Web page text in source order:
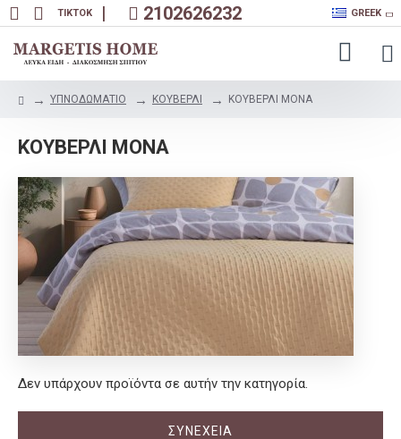
TIKTOK | 2102626232 GREEK
ΥΠΝΟΔΩΜΑΤΙΟ ΚΟΥΒΕΡΛΙ ΚΟΥΒΕΡΛΙ ΜΟΝΑ
ΚΟΥΒΕΡΛΙ ΜΟΝΑ
Δεν υπάρχουν προϊόντα σε αυτήν την κατηγορία.
ΣΥΝΈΧΕΙΑ